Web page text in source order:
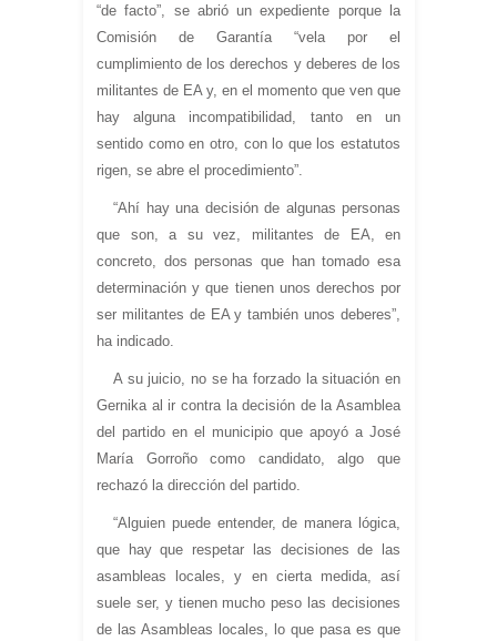
“de facto”, se abrió un expediente porque la
Comisión de Garantía “vela por el
cumplimiento de los derechos y deberes de los
militantes de EA y, en el momento que ven que
hay alguna incompatibilidad, tanto en un
sentido como en otro, con lo que los estatutos
rigen, se abre el procedimiento”.
“Ahí hay una decisión de algunas personas
que son, a su vez, militantes de EA, en
concreto, dos personas que han tomado esa
determinación y que tienen unos derechos por
ser militantes de EA y también unos deberes”,
ha indicado.
A su juicio, no se ha forzado la situación en
Gernika al ir contra la decisión de la Asamblea
del partido en el municipio que apoyó a José
María Gorroño como candidato, algo que
rechazó la dirección del partido.
“Alguien puede entender, de manera lógica,
que hay que respetar las decisiones de las
asambleas locales, y en cierta medida, así
suele ser, y tienen mucho peso las decisiones
de las Asambleas locales, lo que pasa es que